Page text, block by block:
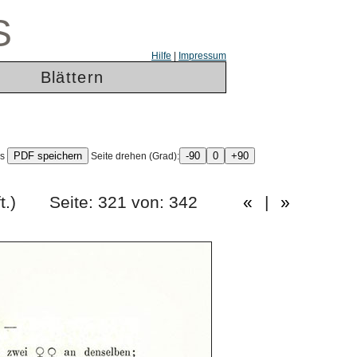
Hilfe Impressum
Blättern
Seite drehen (Grad):
Heft.) Seite: 321 von: 342 « | »